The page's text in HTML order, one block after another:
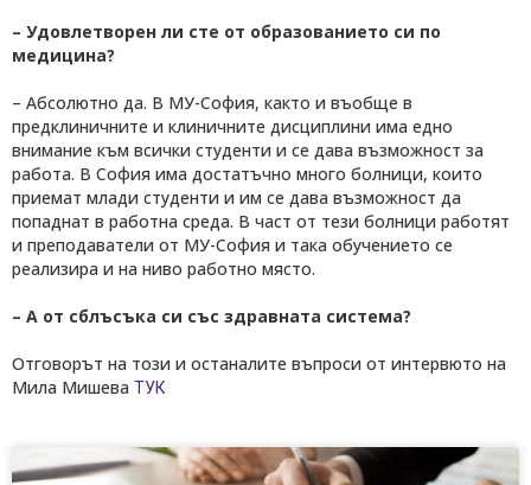
– Удовлетворен ли сте от образованието си по
медицина?
– Абсолютно да. В МУ-София, както и въобще в
предклиничните и клиничните дисциплини има едно
внимание към всички студенти и се дава възможност за
работа. В София има достатъчно много болници, които
приемат млади студенти и им се дава възможност да
попаднат в работна среда. В част от тези болници работят
и преподаватели от МУ-София и така обучението се
реализира и на ниво работно място.
– А от сблъсъка си със здравната система?
Отговорът на този и останалите въпроси от интервюто на
Мила Мишева ТУК